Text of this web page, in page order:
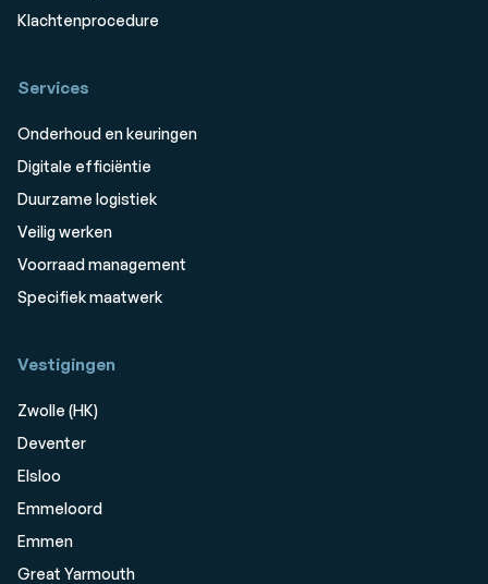
Klachtenprocedure
Services
Onderhoud en keuringen
Digitale efficiëntie
Duurzame logistiek
Veilig werken
Voorraad management
Specifiek maatwerk
Vestigingen
Zwolle (HK)
Deventer
Elsloo
Emmeloord
Emmen
Great Yarmouth